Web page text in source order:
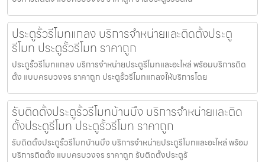
ประตูรั้วรีโมทแกลง บริการจำหน่ายและติดตั้งประตู
รีโมท ประตูรั้วรีโมท ราคาถูก
ประตูรั้วรีโมทแกลง บริการจำหน่ายประตูรีโมทและอะไหล่ พร้อมบริการติด
ตั้ง แบบครบวงจร ราคาถูก ประตูรั้วรีโมทแกลงให้บริการโดย
รับติดตั้งประตูรั้วรีโมทบ้านบึง บริการจำหน่ายและติด
ตั้งประตูรีโมท ประตูรั้วรีโมท ราคาถูก
รับติดตั้งประตูรั้วรีโมทบ้านบึง บริการจำหน่ายประตูรีโมทและอะไหล่ พร้อม
บริการติดตั้ง แบบครบวงจร ราคาถูก รับติดตั้งประตูรั